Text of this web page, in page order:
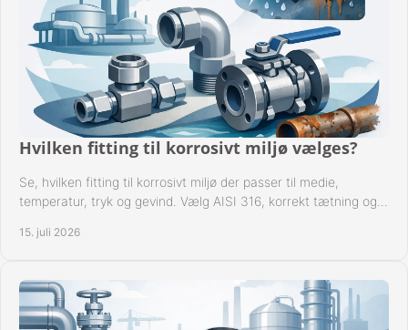
Hvilken fitting til korrosivt miljø vælges?
Se, hvilken fitting til korrosivt miljø der passer til medie,
temperatur, tryk og gevind. Vælg AISI 316, korrekt tætning og
15. juli 2026